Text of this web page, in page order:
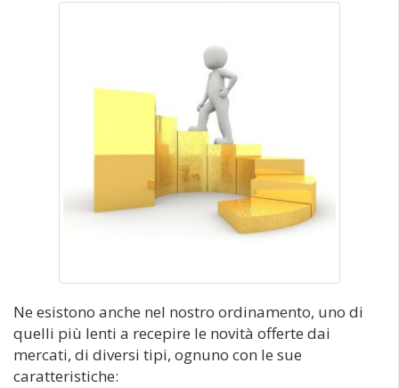
Ne esistono anche nel nostro ordinamento, uno di
quelli più lenti a recepire le novità offerte dai
mercati, di diversi tipi, ognuno con le sue
caratteristiche: